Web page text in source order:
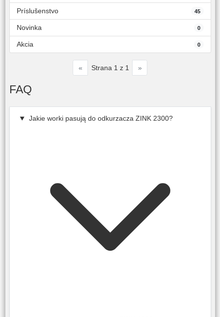
Príslušenstvo 45
Novinka 0
Akcia 0
« Strana 1 z 1 »
FAQ
Jakie worki pasują do odkurzacza ZINK 2300?